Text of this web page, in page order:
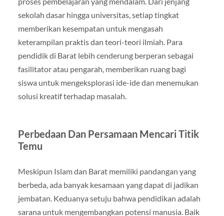
sekolah dasar hingga universitas, setiap tingkat
memberikan kesempatan untuk mengasah
keterampilan praktis dan teori-teori ilmiah. Para
pendidik di Barat lebih cenderung berperan sebagai
fasilitator atau pengarah, memberikan ruang bagi
siswa untuk mengeksplorasi ide-ide dan menemukan
solusi kreatif terhadap masalah.
Perbedaan Dan Persamaan Mencari Titik
Temu
Meskipun Islam dan Barat memiliki pandangan yang
berbeda, ada banyak kesamaan yang dapat di jadikan
jembatan. Keduanya setuju bahwa pendidikan adalah
sarana untuk mengembangkan potensi manusia. Baik